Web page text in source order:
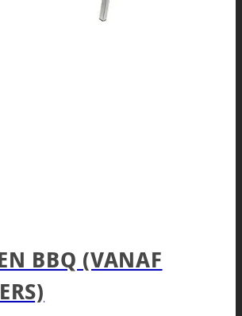
BBQ (VANAF